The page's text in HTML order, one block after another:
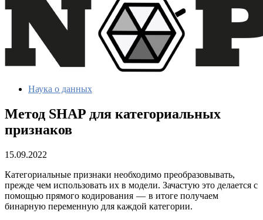
Наука о данных
Метод SHAP для категориальных
признаков
15.09.2022
Категориальные признаки необходимо преобразовывать,
прежде чем использовать их в модели. Зачастую это делается с
помощью прямого кодирования — в итоге получаем
бинарную переменную для каждой категории.